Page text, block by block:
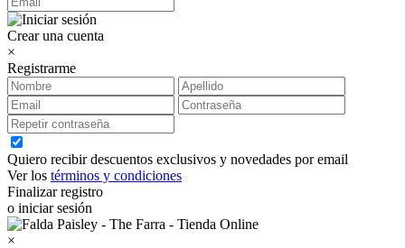
Crear una cuenta
×
Registrarme
Quiero recibir descuentos exclusivos y novedades por email
Ver los términos y condiciones
Finalizar registro
o iniciar sesión
×